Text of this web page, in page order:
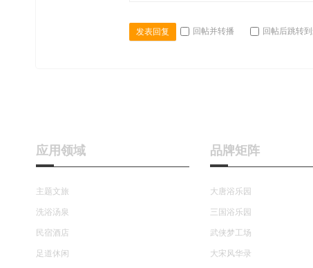
发表回复 回帖并转播 回帖后跳转
应用领域
主题文旅
洗浴汤泉
民宿酒店
足道休闲
品牌矩阵
大唐浴乐园
三国浴乐园
武侠梦工场
大宋风华录